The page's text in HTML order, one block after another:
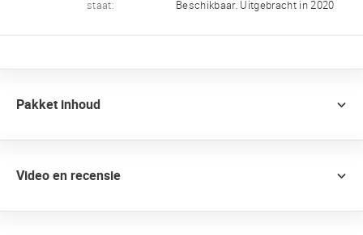
staat:
Beschikbaar. Uitgebracht in 2020
Pakket inhoud
Video en recensie